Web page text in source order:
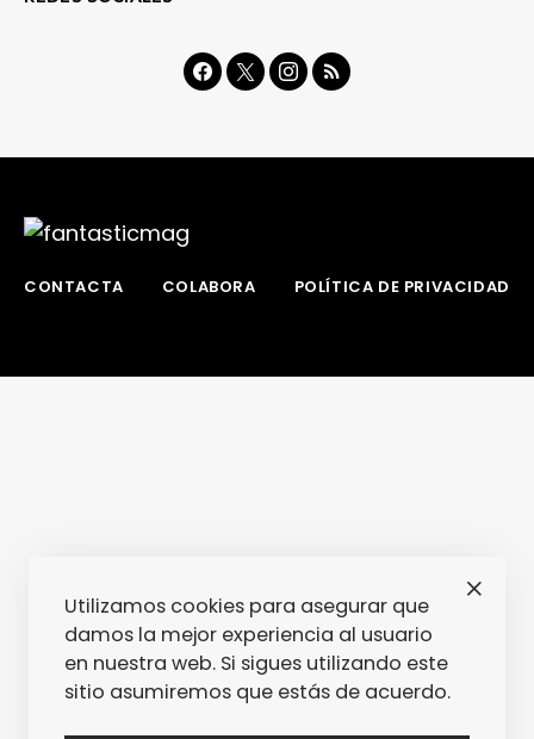
CONTACTA COLABORA POLÍTICA DE PRIVACIDAD
Utilizamos cookies para asegurar que
damos la mejor experiencia al usuario
en nuestra web. Si sigues utilizando este
sitio asumiremos que estás de acuerdo.